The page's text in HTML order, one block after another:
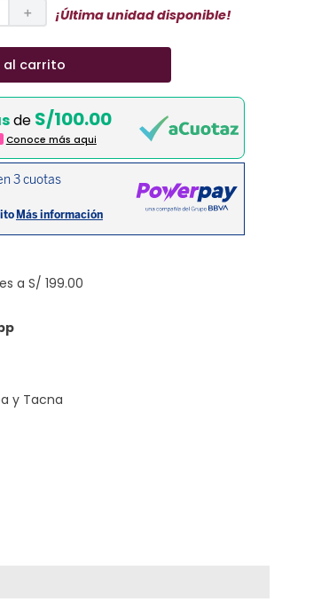
＋ ¡Última unidad disponible!
al carrito
de S/100.00
Conoce más aqui
a S/ 199.00
y Tacna